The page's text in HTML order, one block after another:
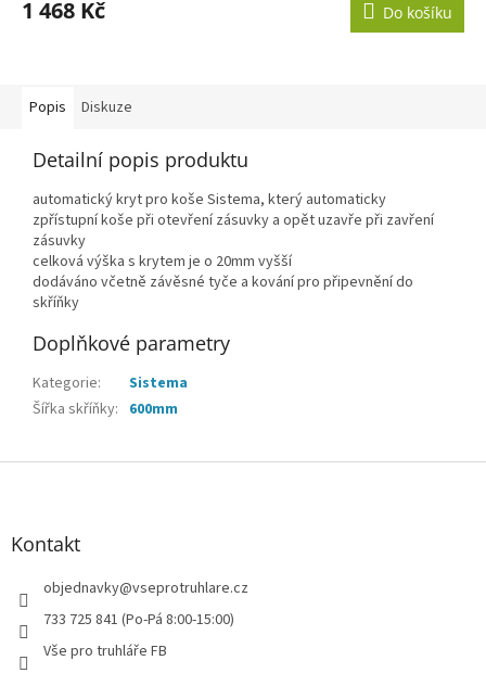
1 468 Kč Do košíku
Popis Diskuze
Detailní popis produktu
automatický kryt pro koše Sistema, který automaticky
zpřístupní koše při otevření zásuvky a opět uzavře při zavření
zásuvky
celková výška s krytem je o 20mm vyšší
dodáváno včetně závěsné tyče a kování pro připevnění do
skříňky
Doplňkové parametry
Kategorie:
Sistema
Šířka skříňky: 600mm
Z
Kontakt
objednavky@vseprotruhlare.cz
733 725 841 (Po-Pá 8:00-15:00)
Vše pro truhláře FB